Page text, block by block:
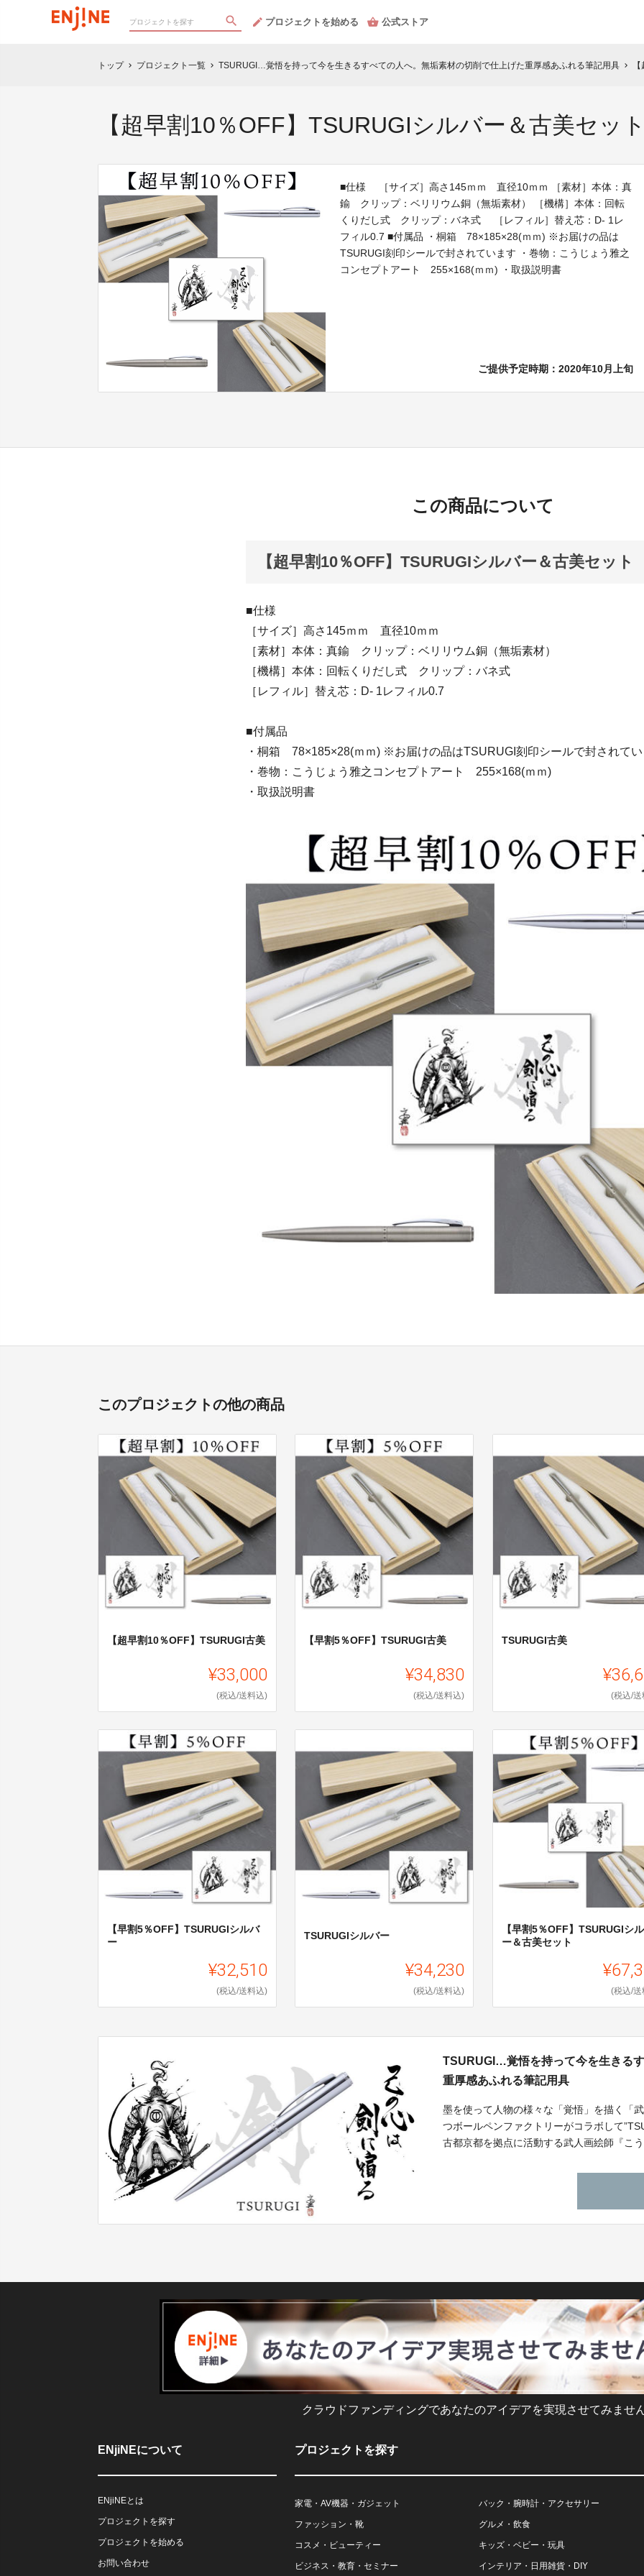
プロジェクトを始める 公式ストア
トップ chevron_right プロジェクト一覧 chevron_right TSURUGI…覚悟を持って今を生きるすべての人へ。無垢素材の切削で仕上げた重厚感あふれる筆記用具 chevron_right
【超早割10％OFF】TSURUGIシルバー＆古美セッ
■仕様 ［サイズ］高さ145ｍｍ 直径10ｍｍ ［素材］本体：真
鍮 クリップ：ベリリウム銅（無垢素材） ［機構］本体：回転
くりだし式 クリップ：バネ式 ［レフィル］替え芯：D- 1レ
フィル0.7 ■付属品 ・桐箱 78×185×28(ｍｍ) ※お届けの品は
TSURUGI刻印シールで封されています ・巻物：こうじょう雅之
コンセプトアート 255×168(ｍｍ) ・取扱説明書
ご提供予定時期：2020年10月上旬
この商品について
【超早割10％OFF】TSURUGIシルバー＆古美セット
■仕様
［サイズ］高さ145ｍｍ 直径10ｍｍ
［素材］本体：真鍮 クリップ：ベリリウム銅（無垢素材）
［機構］本体：回転くりだし式 クリップ：バネ式
［レフィル］替え芯：D- 1レフィル0.7
■付属品
・桐箱 78×185×28(ｍｍ) ※お届けの品はTSURUGI刻印シールで封されて
・巻物：こうじょう雅之コンセプトアート 255×168(ｍｍ)
・取扱説明書
このプロジェクトの他の商品
【超早割10％OFF】TSURUGI古美
¥33,000
(税込/送料込)
【早割5％OFF】TSURUGI古美
¥34,830
(税込/送料込)
TSURUGI古美
(税込/送
【早割5％OFF】TSURUGIシルバ
ー
¥32,510
(税込/送料込)
TSURUGIシルバー
¥34,230
(税込/送料込)
【早割5％OFF】TSURUGIシ
ー＆古美セット
(税込/送
TSURUGI…覚悟を持って今を生きる
重厚感あふれる筆記用具
墨を使って人物の様々な「覚悟」を描く「
つボールペンファクトリーがコラボして
古都京都を拠点に活動する武人画絵師『こ
クラウドファンディングであなたのアイデアを実現させてみませ
ENjiNEについて
ENjiNEとは
プロジェクトを探す
プロジェクトを始める
お問い合わせ
プロジェクトを探す
家電・AV機器・ガジェット バック・腕時計・アクセサリー
ファッション・靴 グルメ・飲食
コスメ・ビューティー キッズ・ベビー・玩具
ビジネス・教育・セミナー インテリア・日用雑貨・DIY